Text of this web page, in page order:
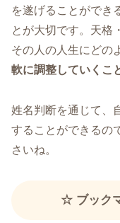
を遂げることができ
とが大切です。天格
その人の人生にどの
軟に調整していくこ
姓名判断を通じて、
することができるの
さいね。
☆ ブック